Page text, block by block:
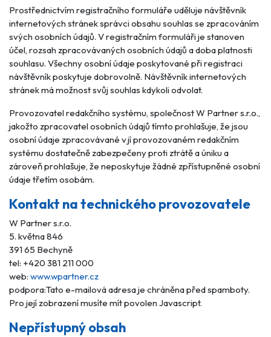
Prostřednictvím registračního formuláře uděluje návštěvník
internetových stránek správci obsahu souhlas se zpracováním
svých osobních údajů. V registračním formuláři je stanoven
účel, rozsah zpracovávaných osobních údajů a doba platnosti
souhlasu. Všechny osobní údaje poskytované při registraci
návštěvník poskytuje dobrovolně. Návštěvník internetových
stránek má možnost svůj souhlas kdykoli odvolat.
Provozovatel redakčního systému, společnost W Partner s.r.o.,
jakožto zpracovatel osobních údajů tímto prohlašuje, že jsou
osobní údaje zpracovávané v jí provozovaném redakčním
systému dostatečně zabezpečeny proti ztrátě a úniku a
zároveň prohlašuje, že neposkytuje žádné zpřístupněné osobní
údaje třetím osobám.
Kontakt na technického provozovatele
W Partner s.r.o.
5. května 846
391 65 Bechyně
tel: +420 381 211 000
web: www.wpartner.cz
podpora:Tato e-mailová adresa je chráněna před spamboty.
Pro její zobrazení musíte mít povolen Javascript.
Nepřístupný obsah